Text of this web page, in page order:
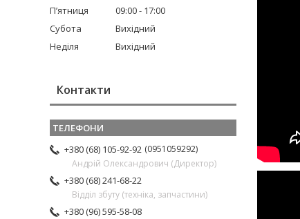
Пʼятниця
09:00
17:00
Субота
Вихідний
Неділя
Вихідний
Контакти
+380 (68) 105-92-92 0951059292
Андрій Олександрович (Директор)
+380 (68) 241-68-22
Відділ збуту (техніка, запчастини)
+380 (96) 595-58-08